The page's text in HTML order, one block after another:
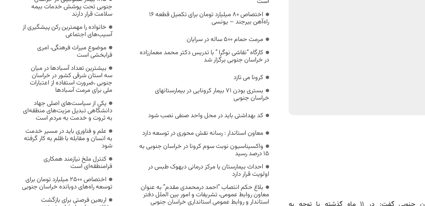
اختصاص ۸۰ میلیارد تومان برای تکمیل قطعه ۱۶
راه‌آهن بیرجند – یونسی
مرمت حمام 500 ساله در سرایان
کارگاه “نقاشی نوگرا ” با تدریس دکتر محمد معمارزاده
در خراسان جنوبی برگزار شد
کرونا می تازد
بستری بودن 71 بیمار کرونایی در بیمارستانهای
خراسان جنوبی
کد بهداشتی باید در محل واحد صنفی نصب شود
معاون استاندار : رسانه نقش محوری در توسعه دارد
واکسیناسیون نوبت سوم کرونا در خراسان جنوبی به
۱۵ درصد رسید
احداث بیمارستان یا مرکز درمانی دیهوک طبس در
اولویت قرار دارد
بلاغ حکم انتصاب “احمد درمحمدی مقدم” به عنوان
معاون روابط عمومی، تشریفات و امور بین الملل دفتر
استاندار و روابط عمومی استانداری خراسان جنوبی
جنوبی تحت پوشش خدمات بیمه
سلامت قرار دارند
خانواده را مهمترین رکن پیشگیری از
آسیب‌های اجتماعی
موضوع میراث فرهنگی، امری
فرابخشی است
بیشترین تعداد آسبادها در میان
سه استان شرقی کشور در خراسان
جنوبی ،ضرورت استفاده از اعتبارات
ملی برای مرمت آسبادها
یکی از سیاست‌های اصلی جهاد
دانشگاهی تبدیل مزیت‌های منطقه‌ای
به ثروت و خدمت به مردم است
علم و فناوری باید در مسیر خدمت
به انسان و مقابله با ظلم به کار گرفته
شود
کنترل ملخ نیازمند همکاری
فرامنطقه‌ای است
اختصاص 2500 میلیارد تومان برای
توسعه راه‌های دوبانده خراسان جنوبی
اربعین فرصتی برای بازگشت